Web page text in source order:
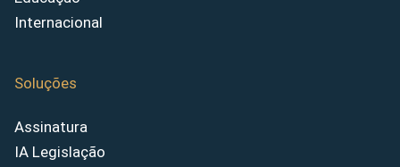
Internacional
Soluções
Assinatura
IA Legislação